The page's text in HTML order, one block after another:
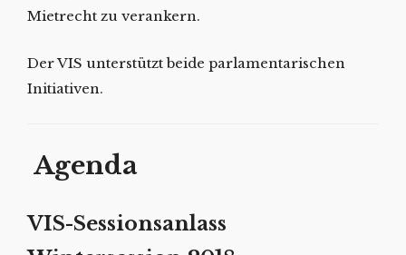
Mietrecht zu verankern.
Der VIS unterstützt beide parlamentarischen
Initiativen.
Agenda
VIS-Sessionsanlass